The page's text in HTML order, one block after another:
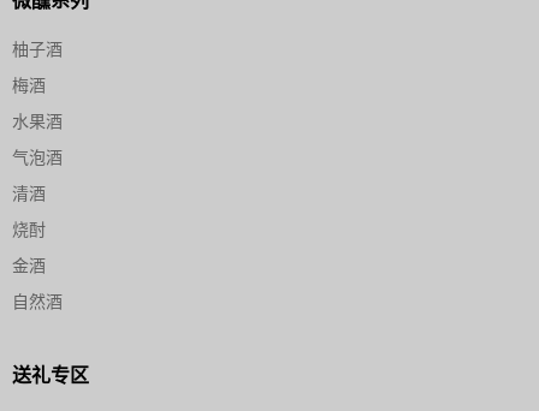
柚子酒
梅酒
水果酒
气泡酒
清酒
烧酎
金酒
自然酒
送礼专区